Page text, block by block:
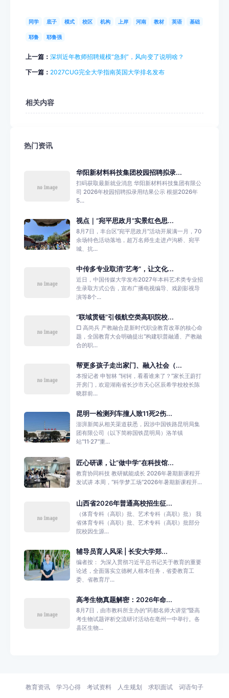
同学 底子 模式 校区 机构 上岸 河南 教材 英语 基础
耶鲁 耶鲁强
上一篇： 深圳近年教师招聘规模“急刹”，风向变了说明啥？
下一篇： 2027CUG完全大学指南英国大学排名发布
相关内容
热门资讯
华阳新材料科技集团校园招聘拟录...
扫码获取最新就业消息 华阳新材料科技集团有限公
司 2026年校园招聘拟录用结果公示 根据2026年
5...
视点｜“宛平思政月”实景红色思...
8月7日，丰台区“宛平思政月”活动开展满一月，70
余场特色活动落地，超万名师生走进卢沟桥、宛平
城、抗...
中传多专业取消“艺考”，让文化...
近日，中国传媒大学发布2027年本科艺术类专业招
生录取方式公告，宣布广播电视编导、戏剧影视导
演等8个...
“联域贯链”引领航空类高职院校...
□ 高尚兵 产教融合是新时代职业教育改革的核心命
题，全国教育大会明确提出“构建职普融通、产教融
合的职...
帮更多孩子走出家门、融入社会（...
本报记者 申智林 “轲轲，看看谁来了？”家长王蔚打
开房门，欢迎湖南省长沙市天心区辰希学校校长陈
晓群前...
昆明一检测列车撞人致11死2伤...
澎湃新闻从相关渠道获悉，因涉中国铁路昆明局集
团有限公司（以下简称国铁昆明局）洛羊镇
站“11·27”重...
匠心研课，让“做中学”在科技馆...
教育协同科技 教研赋能成长 2026年暑期新课程开
发试讲 本周，“科学梦工场”2026年暑期新课程开...
山西省2026年普通高校招生征...
（体育专科（高职）批、艺术专科（高职）批） 我
省体育专科（高职）批、艺术专科（高职）批部分
院校因生源...
辅导员育人风采 | 长安大学郑...
编者按： 为深入贯彻习近平总书记关于教育的重要
论述，全面落实立德树人根本任务，省委教育工
委、省教育厅...
高考生物真题解密：2026年命...
8月7日，由市教科所主办的“药都名师大讲堂”暨高
考生物试题评析交流研讨活动在亳州一中举行。各
县区生物...
教育资讯 学习心得 考试资料 人生规划 求职面试 词语句子